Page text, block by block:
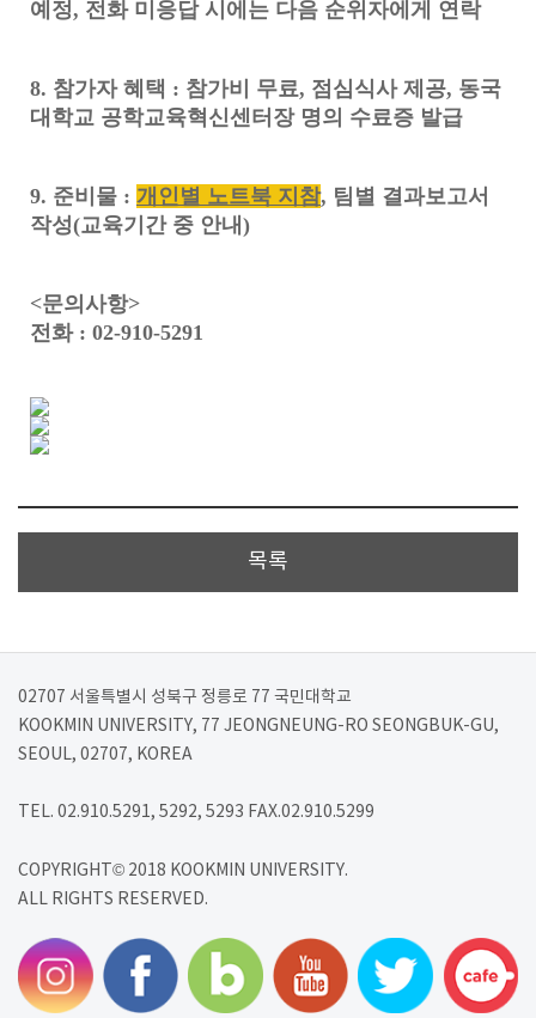
예정, 전화 미응답 시에는 다음 순위자에게 연락
8. 참가자 혜택 : 참가비 무료, 점심식사 제공, 동국
대학교 공학교육혁신센터장 명의 수료증 발급
9. 준비물 : 개인별 노트북 지참, 팀별 결과보고서
작성(교육기간 중 안내)
<문의사항>
전화 : 02-910-5291
목록
02707 서울특별시 성북구 정릉로 77 국민대학교
KOOKMIN UNIVERSITY, 77 JEONGNEUNG-RO SEONGBUK-GU,
SEOUL, 02707, KOREA
TEL. 02.910.5291, 5292, 5293 FAX.02.910.5299
COPYRIGHT© 2018 KOOKMIN UNIVERSITY.
ALL RIGHTS RESERVED.